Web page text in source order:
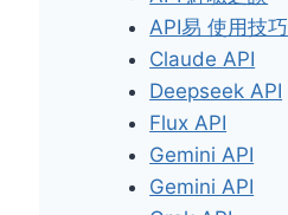
API易 使用技巧
Claude API
Deepseek API
Flux API
Gemini API
Gemini API